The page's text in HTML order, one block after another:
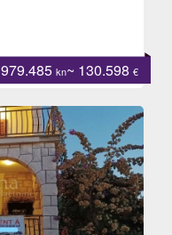
979.485 kn~ 130.598 €